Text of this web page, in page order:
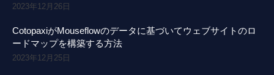
2023年12月26日
CotopaxiがMouseflowのデータに基づいてウェブサイトのロ
ードマップを構築する方法
2023年12月25日